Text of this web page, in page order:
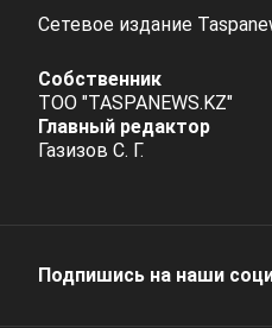
Сетевое издание
Собственник
ТОО "TASPANEWS.KZ"
Главный редактор
Газизов С. Г.
Подпишись на наши